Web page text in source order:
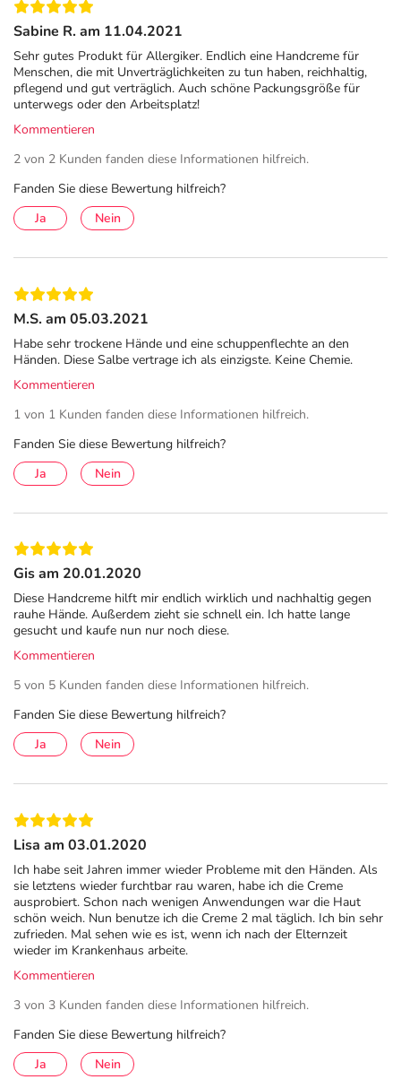
Adresse des Anbieters/Herstellers
Galderma Laboratorium GmbH
Toulouser Allee 23a
40211 Düsseldorf
Sabine R. am 11.04.2021
Sehr gutes Produkt für Allergiker. Endlich eine Handcreme für
Menschen, die mit Unverträglichkeiten zu tun haben, reichhaltig,
pflegend und gut verträglich. Auch schöne Packungsgröße für
unterwegs oder den Arbeitsplatz!
Kommentieren
2 von 2 Kunden fanden diese Informationen hilfreich.
Fanden Sie diese Bewertung hilfreich?
Ja
Nein
M.S. am 05.03.2021
Habe sehr trockene Hände und eine schuppenflechte an den
Händen. Diese Salbe vertrage ich als einzigste. Keine Chemie.
Kommentieren
1 von 1 Kunden fanden diese Informationen hilfreich.
Fanden Sie diese Bewertung hilfreich?
Ja
Nein
Gis am 20.01.2020
Diese Handcreme hilft mir endlich wirklich und nachhaltig gegen
rauhe Hände. Außerdem zieht sie schnell ein. Ich hatte lange
gesucht und kaufe nun nur noch diese.
Kommentieren
5 von 5 Kunden fanden diese Informationen hilfreich.
Fanden Sie diese Bewertung hilfreich?
Ja
Nein
Lisa am 03.01.2020
Ich habe seit Jahren immer wieder Probleme mit den Händen. Als
sie letztens wieder furchtbar rau waren, habe ich die Creme
ausprobiert. Schon nach wenigen Anwendungen war die Haut
schön weich. Nun benutze ich die Creme 2 mal täglich. Ich bin sehr
zufrieden. Mal sehen wie es ist, wenn ich nach der Elternzeit
wieder im Krankenhaus arbeite.
Kommentieren
3 von 3 Kunden fanden diese Informationen hilfreich.
Fanden Sie diese Bewertung hilfreich?
Ja
Nein